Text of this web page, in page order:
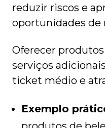
reduzir riscos e
oportunidades de
Oferecer
serviços
ticket médio e
Exemplo